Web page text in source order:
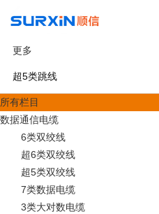
更多
超5类跳线
所有栏目
数据通信电缆
6类双绞线
超6类双绞线
超5类双绞线
7类数据电缆
3类大对数电缆